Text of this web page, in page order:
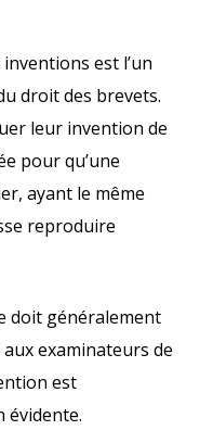
est l’un
droit des brevets.
leur invention de
pour qu’une
ayant le même
reproduire
doit généralement
examinateurs de
est
évidente.